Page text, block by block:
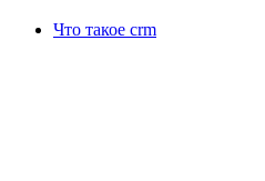
Что такое crm